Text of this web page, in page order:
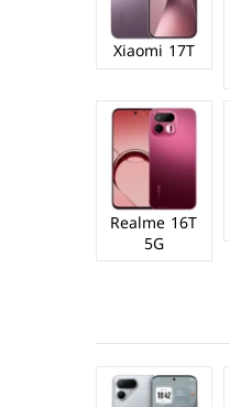
Xiaomi 17T
Realme 16T
5G